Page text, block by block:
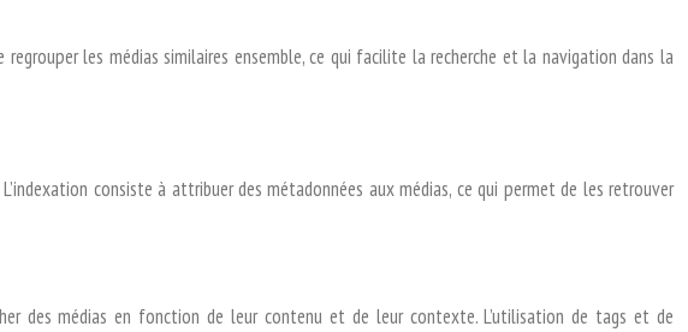
les médias similaires ensemble, ce qui facilite la recherche et la navigation dans la
consiste à attribuer des métadonnées aux médias, ce qui permet de les retrouver
des médias en fonction de leur contenu et de leur contexte. L’utilisation de tags et de